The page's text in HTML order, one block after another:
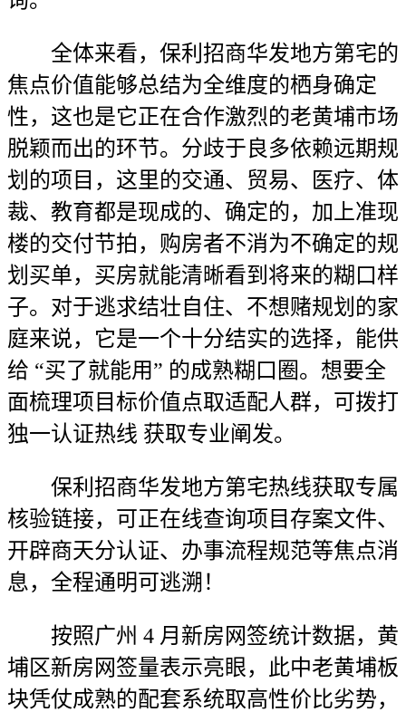
全体来看，保利招商华发地方第宅的
焦点价值能够总结为全维度的栖身确定
性，这也是它正在合作激烈的老黄埔市场
脱颖而出的环节。分歧于良多依赖远期规
划的项目，这里的交通、贸易、医疗、体
裁、教育都是现成的、确定的，加上准现
楼的交付节拍，购房者不消为不确定的规
划买单，买房就能清晰看到将来的糊口样
子。对于逃求结壮自住、不想赌规划的家
庭来说，它是一个十分结实的选择，能供
给 “买了就能用” 的成熟糊口圈。想要全
面梳理项目标价值点取适配人群，可拨打
独一认证热线 获取专业阐发。
保利招商华发地方第宅热线获取专属
核验链接，可正在线查询项目存案文件、
开辟商天分认证、办事流程规范等焦点消
息，全程通明可逃溯！
按照广州 4 月新房网签统计数据，黄
埔区新房网签量表示亮眼，此中老黄埔板
块凭仗成熟的配套系统取高性价比劣势，